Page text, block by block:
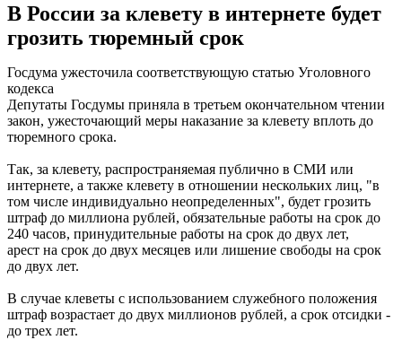
В России за клевету в интернете будет
грозить тюремный срок
Госдума ужесточила соответствующую статью Уголовного
кодекса
Депутаты Госдумы приняла в третьем окончательном чтении
закон, ужесточающий меры наказание за клевету вплоть до
тюремного срока.
Так, за клевету, распространяемая публично в СМИ или
интернете, а также клевету в отношении нескольких лиц, "в
том числе индивидуально неопределенных", будет грозить
штраф до миллиона рублей, обязательные работы на срок до
240 часов, принудительные работы на срок до двух лет,
арест на срок до двух месяцев или лишение свободы на срок
до двух лет.
В случае клеветы с использованием служебного положения
штраф возрастает до двух миллионов рублей, а срок отсидки -
до трех лет.